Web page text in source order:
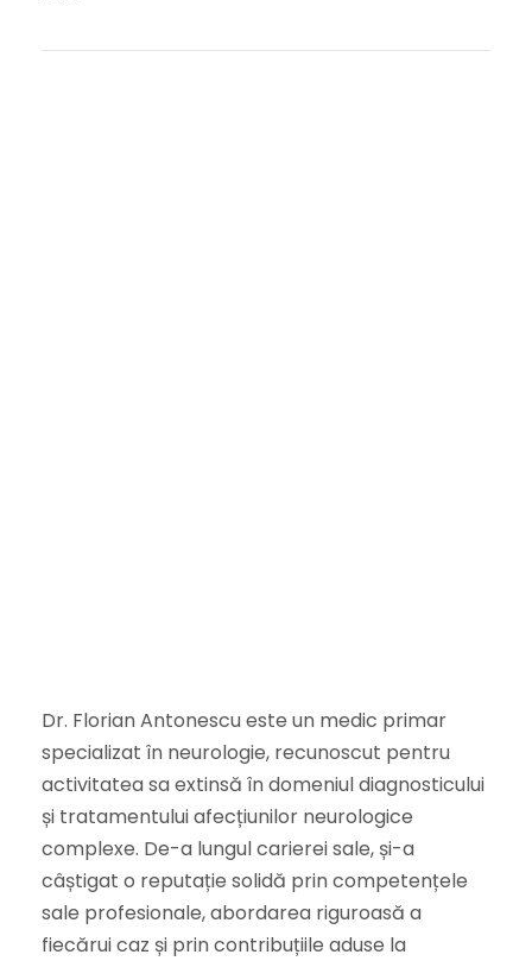
Dr. Florian Antonescu este un medic primar
specializat în neurologie, recunoscut pentru
activitatea sa extinsă în domeniul diagnosticului
și tratamentului afecțiunilor neurologice
complexe. De-a lungul carierei sale, și-a
câștigat o reputație solidă prin competențele
sale profesionale, abordarea riguroasă a
fiecărui caz și prin contribuțiile aduse la